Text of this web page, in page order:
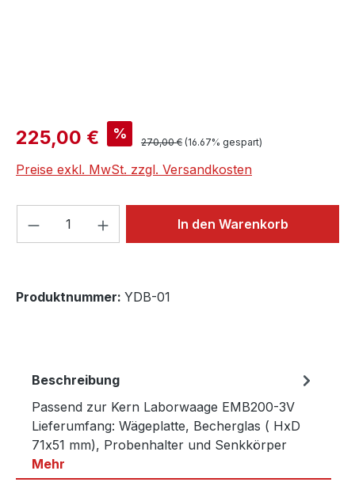
Verkaufspreis:
225,00 € % Regulärer Preis:
270,00 € (16.67% gespart)
Preise exkl. MwSt. zzgl. Versandkosten
Produkt Anzahl: Gib denIn den Warenkorb
Produktnummer: YDB-01
Beschreibung
Passend zur Kern Laborwaage EMB200-3V
Lieferumfang: Wägeplatte, Becherglas ( HxD
71x51 mm), Probenhalter und Senkkörper
Mehr